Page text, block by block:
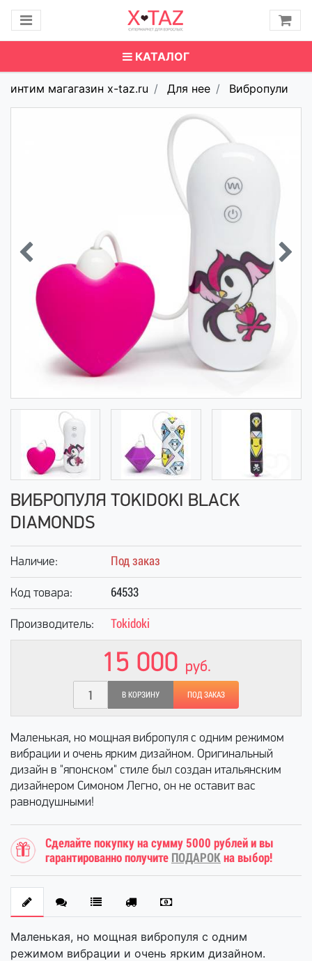
КАТАЛОГ
интим магагазин x-taz.ru Для нее Вибропули
ВИБРОПУЛЯ TOKIDOKI BLACK
DIAMONDS
Наличие: Под заказ
Код товара: 64533
Производитель: Tokidoki
15 000 руб.
В КОРЗИНУ ПОД ЗАКАЗ
Маленькая, но мощная вибропуля с одним режимом
вибрации и очень ярким дизайном. Оригинальный
дизайн в "японском" стиле был создан итальянским
дизайнером Симоном Легно, он не оставит вас
равнодушными!
Сделайте покупку на сумму 5000 рублей и вы
гарантированно получите ПОДАРОК на выбор!
Маленькая, но мощная вибропуля с одним
режимом вибрации и очень ярким дизайном.